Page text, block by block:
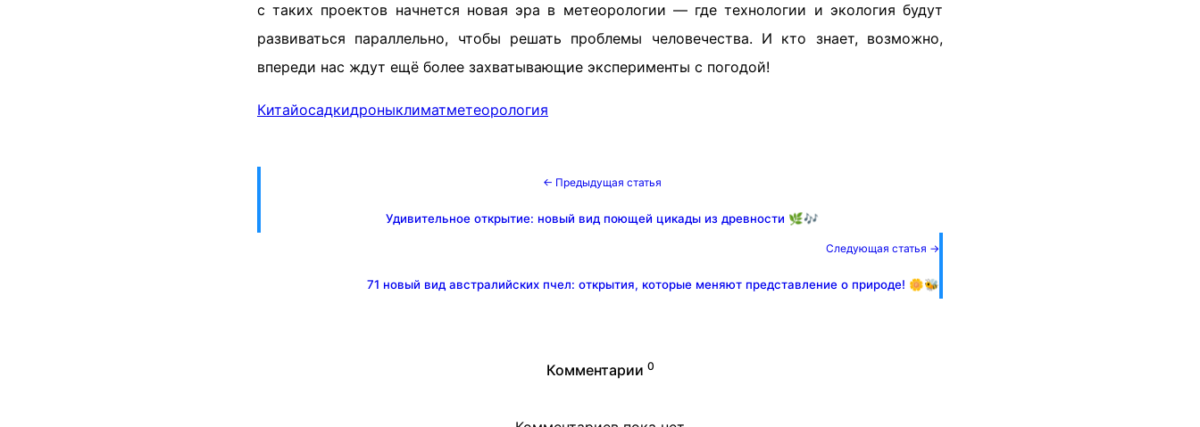
с таких проектов начнется новая эра в метеорологии — где технологии и экология будут
развиваться параллельно, чтобы решать проблемы человечества. И кто знает, возможно,
впереди нас ждут ещё более захватывающие эксперименты с погодой!
Китайосадкидроныклиматметеорология
← Предыдущая статья
Удивительное открытие: новый вид поющей цикады из древности 🌿🎶
Следующая статья →
71 новый вид австралийских пчел: открытия, которые меняют представление о природе! 🌼🐝
Комментарии 0